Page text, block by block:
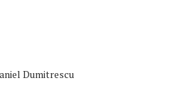
Dumitrescu